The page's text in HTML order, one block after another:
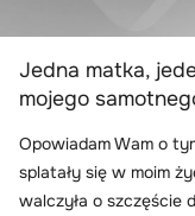
Jedna matka,
mojego
Opowiadam Wam o
splatały się w moim
walczyła o szczęście